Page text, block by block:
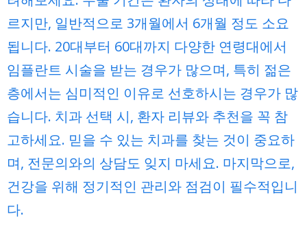
르지만, 일반적으로 3개월에서 6개월 정도 소요
됩니다. 20대부터 60대까지 다양한 연령대에서
임플란트 시술을 받는 경우가 많으며, 특히 젊은
층에서는 심미적인 이유로 선호하시는 경우가 많
습니다. 치과 선택 시, 환자 리뷰와 추천을 꼭 참
고하세요. 믿을 수 있는 치과를 찾는 것이 중요하
며, 전문의와의 상담도 잊지 마세요. 마지막으로,
건강을 위해 정기적인 관리와 점검이 필수적입니
다.